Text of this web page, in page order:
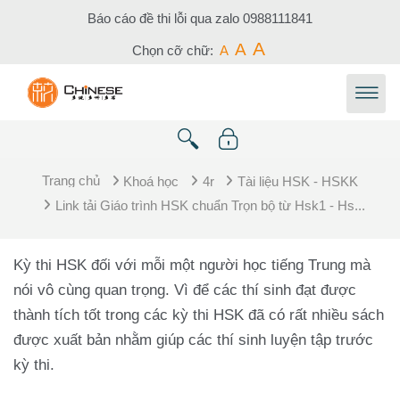
Chuyển tới nội dung chính
Báo cáo đề thi lỗi qua zalo 0988111841
Chọn cỡ chữ: A A A
Trang chủ Khoá học 4r
Tài liệu HSK - HSKK
Link tải Giáo trình HSK chuẩn Trọn bộ từ Hsk1 - Hs...
Kỳ thi HSK đối với mỗi một người học tiếng Trung mà
nói vô cùng quan trọng. Vì để các thí sinh đạt được
thành tích tốt trong các kỳ thi HSK đã có rất nhiều sách
được xuất bản nhằm giúp các thí sinh luyện tập trước
kỳ thi.